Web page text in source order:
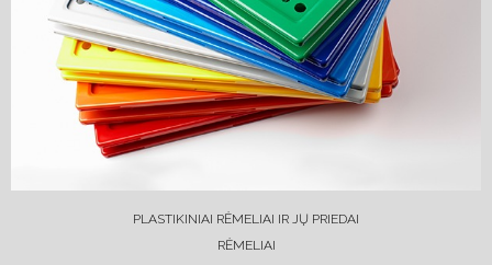
PLASTIKINIAI RĖMELIAI IR JŲ PRIEDAI
RĖMELIAI